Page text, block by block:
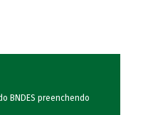
BNDES preenchendo